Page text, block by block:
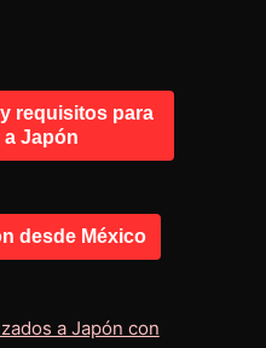
requisitos para
a Japón
desde México